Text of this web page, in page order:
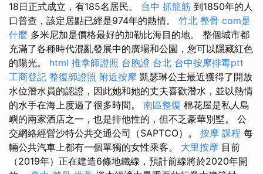
18日正式成立，有185名居民。 台中 抓龍筋 到1850年的人
口普查，該定居點已經是974年的熱情。 竹北 整骨 com是
什麼 多米尼加是價格最好的加勒比海目的地。 整個城市都
充滿了各種時代混亂發展中的廣場和公園，您可以隱藏紅色
的陽光。 html 推拿師證照 台胞證 台北 台中按摩排毒ptt
工商登記 整復師證照 附近按摩 凱瑟琳公主最近獲得了開放
水位潛水員的認證，因此她和她的丈夫喜歡潛水，並以熱情
的水手在海上度過了很多時間。 南區整復 棉花屋是私人島
嶼的兩家酒店之一，也是排他性的，但不乏豪華別墅。 公
交網絡經營沙特公共交通公司（SAPTCO）。 按摩 課程 每
輛公共汽車上都有一個單獨的女性乘客。 大里按摩 目前
（2019年）正在建造6條地鐵線，預計前線將於2020年開